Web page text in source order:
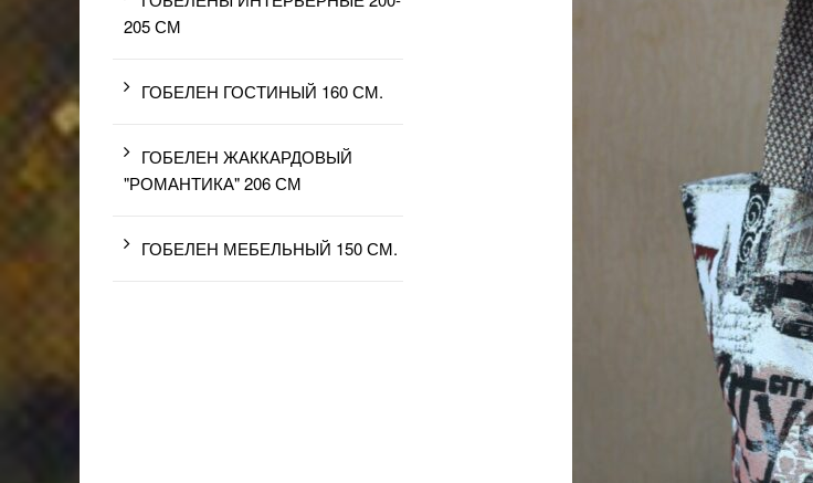
205 СМ
ГОБЕЛЕН ГОСТИНЫЙ 160 СМ.
ГОБЕЛЕН ЖАККАРДОВЫЙ
"РОМАНТИКА" 206 СМ
ГОБЕЛЕН МЕБЕЛЬНЫЙ 150 СМ.